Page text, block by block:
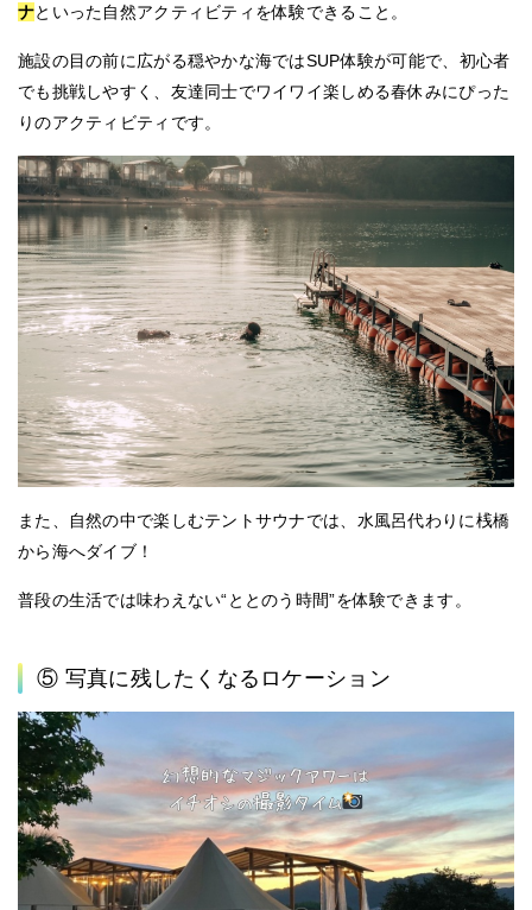
ナといった自然アクティビティ を体験できること。
施設の目の前に広がる穏やかな海ではSUP体験が可能で、初心者
でも挑戦しやすく、友達同士でワイワイ楽しめる春休みにぴった
りのアクティビティです。
また、自然の中で楽しむテントサウナでは、 水風呂代わりに桟橋
から海へダイブ！
普段の生活では味わえない“ととのう時間”を体験できます。
⑤ 写真に残したくなるロケーション